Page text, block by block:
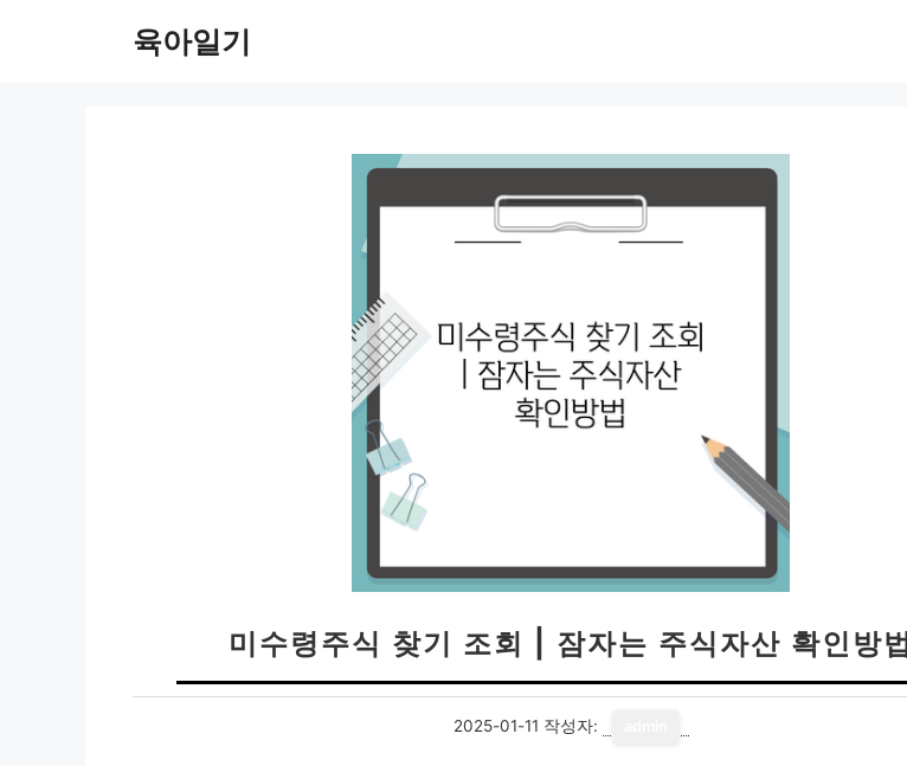
육아일기
미수령주식 찾기 조회 | 잠자는 주식자산 확인방법
2025-01-11 작성자: